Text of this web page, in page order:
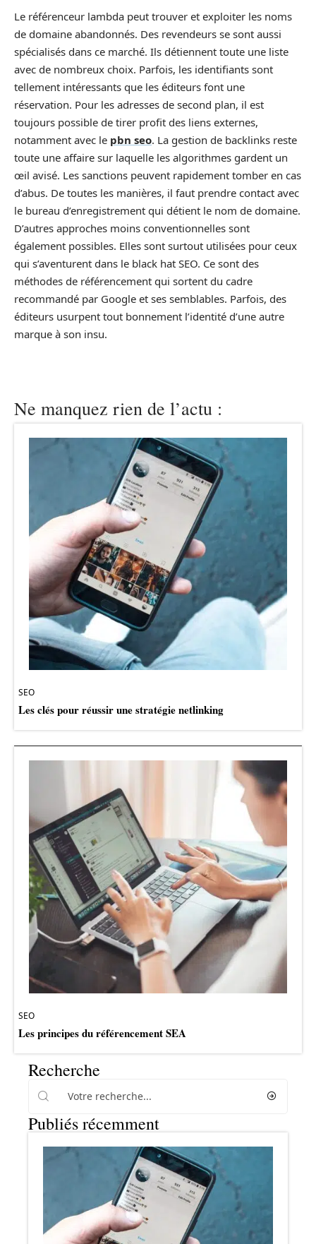
Le référenceur lambda peut trouver et exploiter les noms
de domaine abandonnés. Des revendeurs se sont aussi
spécialisés dans ce marché. Ils détiennent toute une liste
avec de nombreux choix. Parfois, les identifiants sont
tellement intéressants que les éditeurs font une
réservation. Pour les adresses de second plan, il est
toujours possible de tirer profit des liens externes,
notamment avec le pbn seo. La gestion de backlinks reste
toute une affaire sur laquelle les algorithmes gardent un
œil avisé. Les sanctions peuvent rapidement tomber en cas
d’abus. De toutes les manières, il faut prendre contact avec
le bureau d’enregistrement qui détient le nom de domaine.
D’autres approches moins conventionnelles sont
également possibles. Elles sont surtout utilisées pour ceux
qui s’aventurent dans le black hat SEO. Ce sont des
méthodes de référencement qui sortent du cadre
recommandé par Google et ses semblables. Parfois, des
éditeurs usurpent tout bonnement l’identité d’une autre
marque à son insu.
Ne manquez rien de l’actu :
SEO
Les clés pour réussir une stratégie netlinking
SEO
Les principes du référencement SEA
Recherche
Publiés récemment